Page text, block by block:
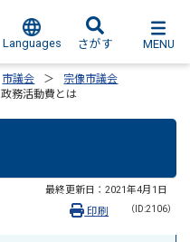
Languages さがす MENU
市議会
宗像市議会
政務活動費とは
最終更新日： 2021年4月1日
（ID:2106）
印刷